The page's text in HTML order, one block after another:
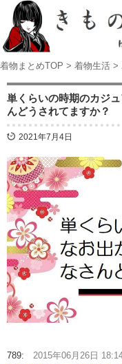
着物まとめTOP > 着物生活 >
単くらいの時期のカジ
んどうされてますか？
2021年7月4日
789: 2015年06月26日